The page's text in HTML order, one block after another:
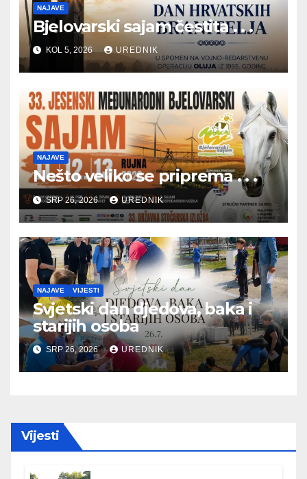
NAJAVE
Bjelovarski sajam čestita . . .
KOL 5, 2026 UREDNIK
NAJAVE
Nešto veliko se priprema . . .
SRP 26, 2026 UREDNIK
NAJAVE VIJESTI
Svjetski dan djedova, baka i
starijih osoba
SRP 26, 2026 UREDNIK
Vijesti